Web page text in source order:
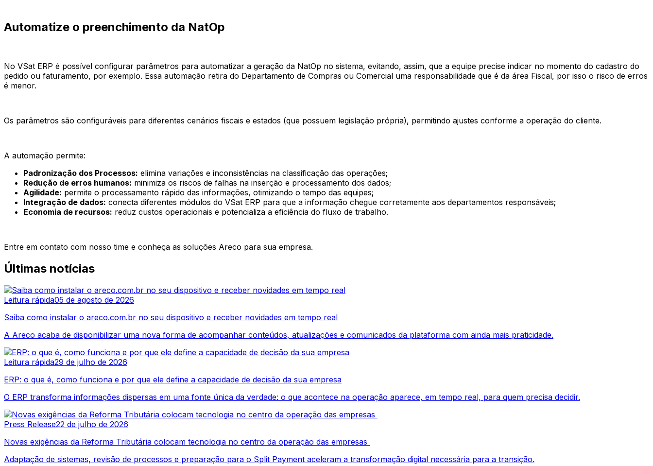
Automatize o preenchimento da NatOp
No VSat ERP é possível configurar parâmetros para automatizar a geração da NatOp no sistema, evitando, assim, que a equipe precise indicar no momento do cadastro do
pedido ou faturamento, por exemplo. Essa automação retira do Departamento de Compras ou Comercial uma responsabilidade que é da área Fiscal, por isso o risco de erros
é menor.
Os parâmetros são configuráveis para diferentes cenários fiscais e estados (que possuem legislação própria), permitindo ajustes conforme a operação do cliente.
A automação permite:
Padronização dos Processos: elimina variações e inconsistências na classificação das operações;
Redução de erros humanos: minimiza os riscos de falhas na inserção e processamento dos dados;
Agilidade: permite o processamento rápido das informações, otimizando o tempo das equipes;
Integração de dados: conecta diferentes módulos do VSat ERP para que a informação chegue corretamente aos departamentos responsáveis;
Economia de recursos: reduz custos operacionais e potencializa a eficiência do fluxo de trabalho.
Entre em contato com nosso time e conheça as soluções Areco para sua empresa.
Últimas notícias
Leitura rápida05 de agosto de 2026
Saiba como instalar o areco.com.br no seu dispositivo e receber novidades em tempo real
A Areco acaba de disponibilizar uma nova forma de acompanhar conteúdos, atualizações e comunicados da plataforma com ainda mais praticidade.
Leitura rápida29 de julho de 2026
ERP: o que é, como funciona e por que ele define a capacidade de decisão da sua empresa
O ERP transforma informações dispersas em uma fonte única da verdade: o que acontece na operação aparece, em tempo real, para quem precisa decidir.
Press Release22 de julho de 2026
Novas exigências da Reforma Tributária colocam tecnologia no centro da operação das empresas
Adaptação de sistemas, revisão de processos e preparação para o Split Payment aceleram a transformação digital necessária para a transição.